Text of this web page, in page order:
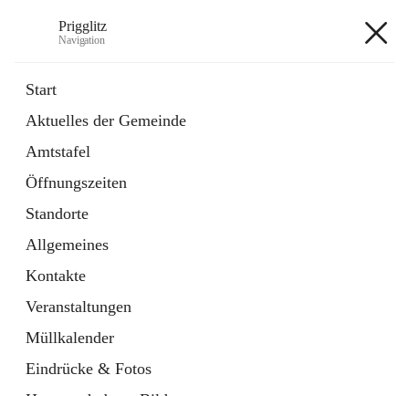
Prigglitz
Navigation
Start
Aktuelles der Gemeinde
Amtstafel
Öffnungszeiten
Standorte
Allgemeines
Kontakte
Veranstaltungen
Müllkalender
Eindrücke & Fotos
Externe Webseite
in
Tab
Gemeindezeitung
Ordner
öffnet
in
neuem
Tab
Hauptadresse